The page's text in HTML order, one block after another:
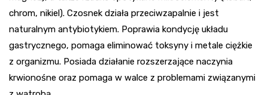
chrom, nikiel). Czosnek działa przeciwzapalnie i jest
naturalnym antybiotykiem. Poprawia kondycję układu
gastrycznego, pomaga eliminować toksyny i metale ciężkie
z organizmu. Posiada działanie rozszerzające naczynia
krwionośne oraz pomaga w walce z problemami związanymi